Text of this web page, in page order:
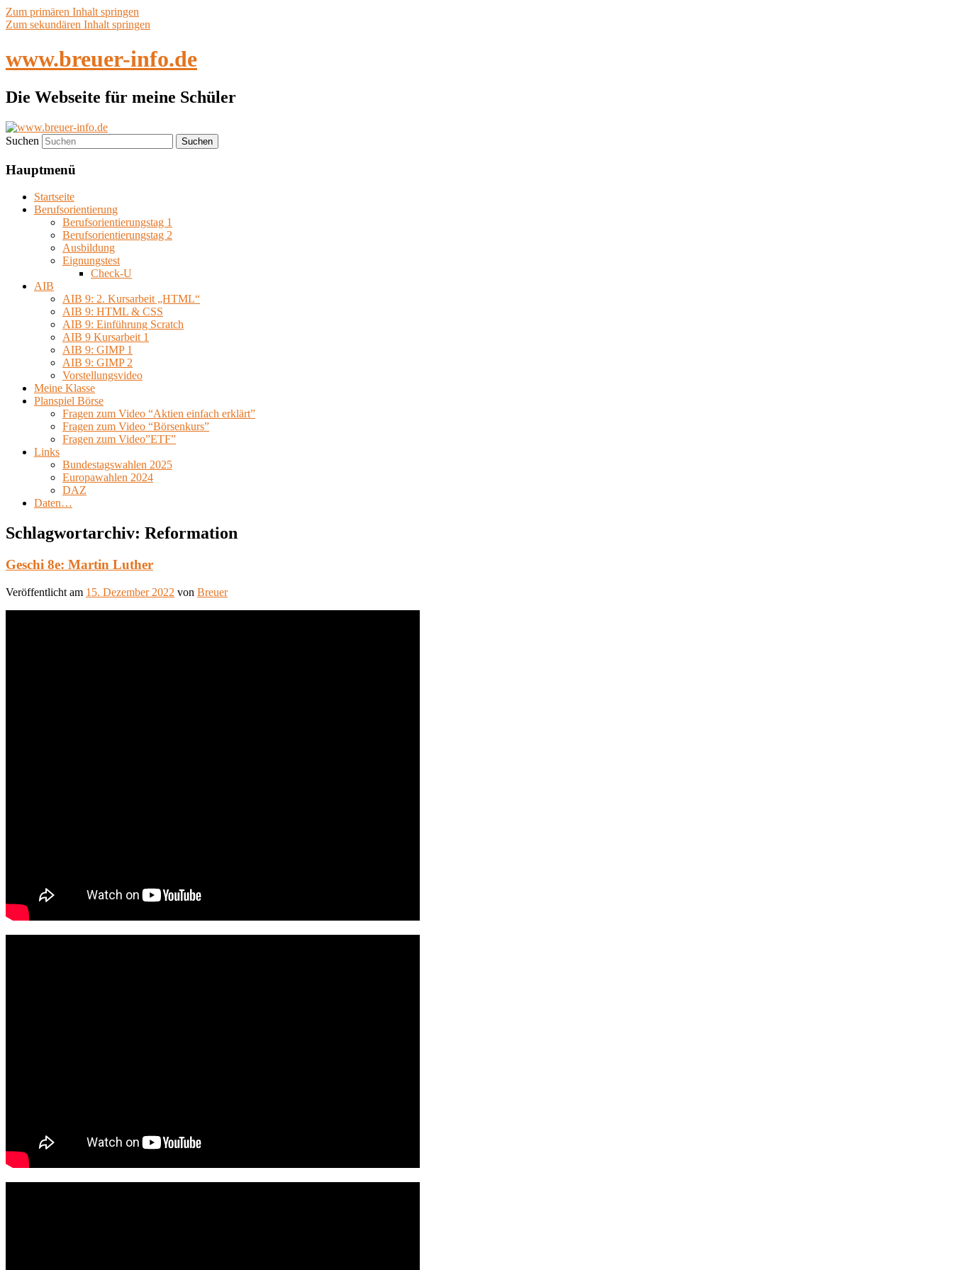
Zum primären Inhalt springen
Zum sekundären Inhalt springen
www.breuer-info.de
Die Webseite für meine Schüler
Suchen
Hauptmenü
Startseite
Berufsorientierung
Berufsorientierungstag 1
Berufsorientierungstag 2
Ausbildung
Eignungstest
Check-U
AIB
AIB 9: 2. Kursarbeit „HTML“
AIB 9: HTML & CSS
AIB 9: Einführung Scratch
AIB 9 Kursarbeit 1
AIB 9: GIMP 1
AIB 9: GIMP 2
Vorstellungsvideo
Meine Klasse
Planspiel Börse
Fragen zum Video “Aktien einfach erklärt”
Fragen zum Video “Börsenkurs”
Fragen zum Video”ETF”
Links
Bundestagswahlen 2025
Europawahlen 2024
DAZ
Daten…
Schlagwortarchiv: Reformation
Geschi 8e: Martin Luther
Veröffentlicht am 15. Dezember 2022 von Breuer